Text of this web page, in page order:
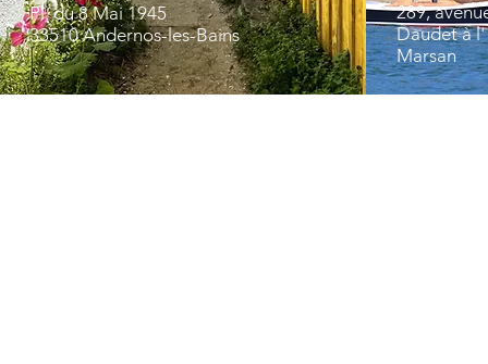
Pl. du 8 Mai 1945
33510 Andernos-les-Bains
289,
Daudet à l'
Marsan